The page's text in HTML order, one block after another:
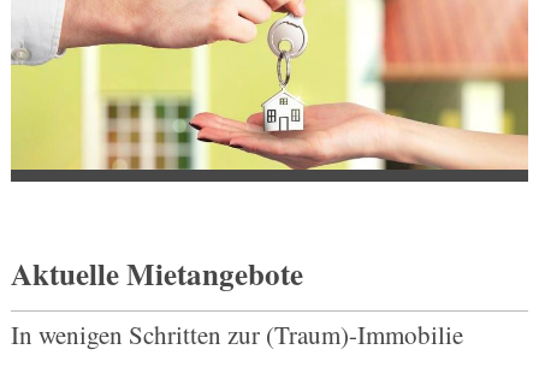
Aktuelle Mietangebote
In wenigen Schritten zur (Traum)-Immobilie